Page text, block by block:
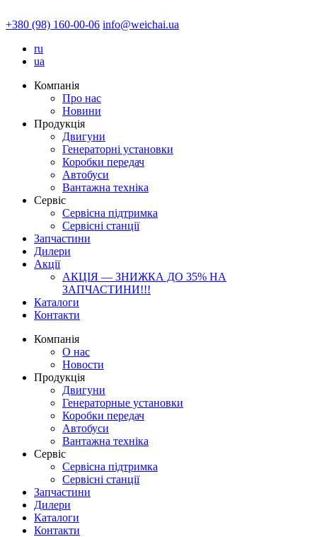
+380 (98) 160-00-06 info@weichai.ua
ru
ua
Компанія
Про нас
Новини
Продукція
Двигуни
Генераторні установки
Коробки передач
Автобуси
Вантажна техніка
Сервіс
Сервісна підтримка
Сервісні станції
Запчастини
Дилери
Акції
АКЦІЯ — ЗНИЖКА ДО 35% НА
ЗАПЧАСТИНИ!!!
Каталоги
Контакти
Компанія
О нас
Новости
Продукція
Двигуни
Генераторные установки
Коробки передач
Автобуси
Вантажна техніка
Сервіс
Сервісна підтримка
Сервісні станції
Запчастини
Дилери
Каталоги
Контакти